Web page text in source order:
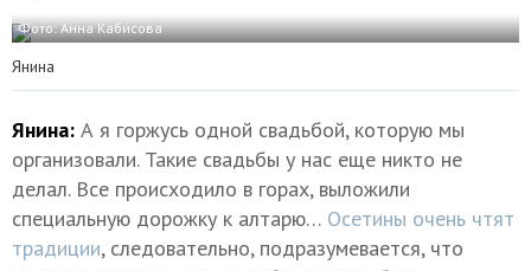
Фото: Анна Кабисова
Янина
Янина: А я горжусь одной свадьбой, которую мы
организовали. Такие свадьбы у нас еще никто не
делал. Все происходило в горах, выложили
специальную дорожку к алтарю… Осетины очень чтят
традиции, следовательно, подразумевается, что